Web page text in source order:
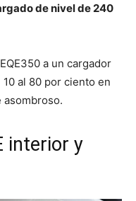
de nivel de 240
a un cargador
al 80 por ciento en
asombroso.
interior y